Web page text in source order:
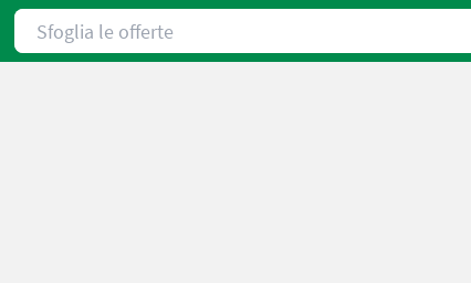
Sfoglia le offerte